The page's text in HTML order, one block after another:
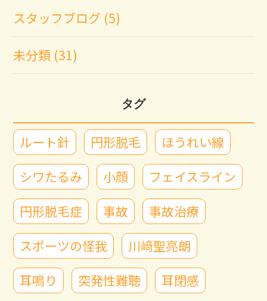
スタッフブログ (5)
未分類 (31)
タグ
ルート針 円形脱毛
ほうれい線
シワたるみ
小顔
フェイスライン
円形脱毛症
事故
事故治療
スポーツの怪我
川﨑聖亮朗
耳鳴り
突発性難聴
耳閉感